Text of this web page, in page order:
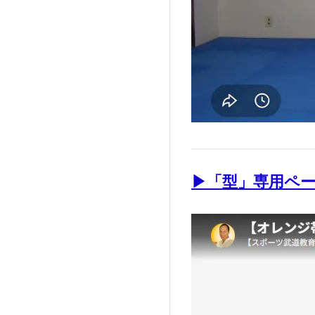
▶「型」専用ペ